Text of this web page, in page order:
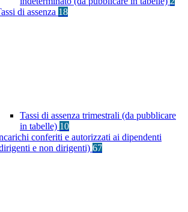
di assenza 18
Tassi di assenza trimestrali (da pubblicare
in tabelle) 10
conferiti e autorizzati ai dipendenti
e non dirigenti) 67